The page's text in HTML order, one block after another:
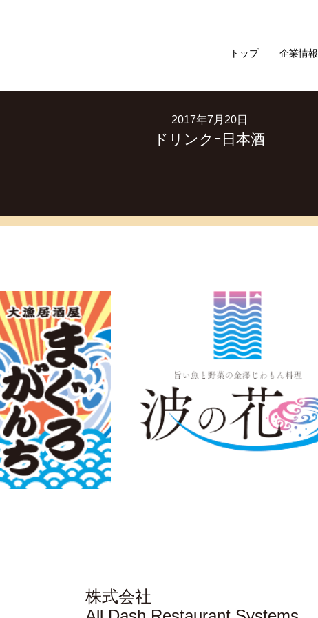
トップ 企業情報
2017年7月20日
ドリンクｰ日本酒
株式会社